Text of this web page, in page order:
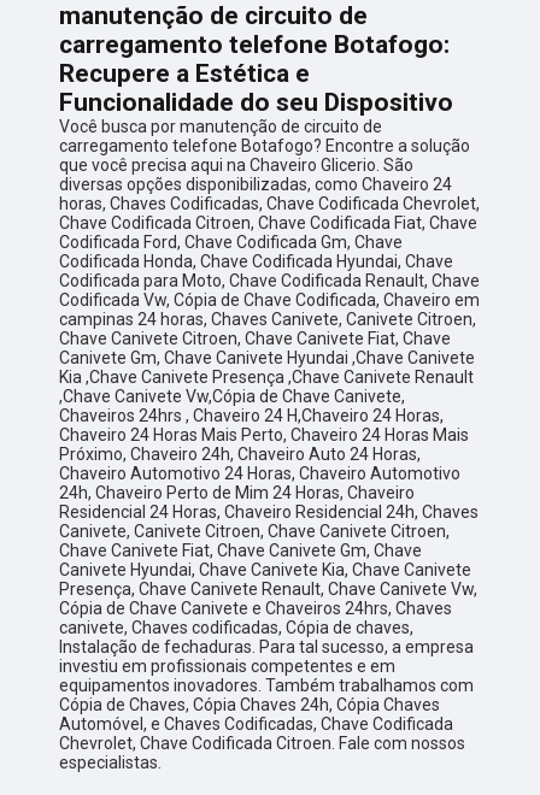
manutenção de circuito de
carregamento telefone Botafogo:
Recupere a Estética e
Funcionalidade do seu Dispositivo
Você busca por manutenção de circuito de
carregamento telefone Botafogo? Encontre a solução
que você precisa aqui na Chaveiro Glicerio. São
diversas opções disponibilizadas, como Chaveiro 24
horas, Chaves Codificadas, Chave Codificada Chevrolet,
Chave Codificada Citroen, Chave Codificada Fiat, Chave
Codificada Ford, Chave Codificada Gm, Chave
Codificada Honda, Chave Codificada Hyundai, Chave
Codificada para Moto, Chave Codificada Renault, Chave
Codificada Vw, Cópia de Chave Codificada, Chaveiro em
campinas 24 horas, Chaves Canivete, Canivete Citroen,
Chave Canivete Citroen, Chave Canivete Fiat, Chave
Canivete Gm, Chave Canivete Hyundai ,Chave Canivete
Kia ,Chave Canivete Presença ,Chave Canivete Renault
,Chave Canivete Vw,Cópia de Chave Canivete,
Chaveiros 24hrs , Chaveiro 24 H,Chaveiro 24 Horas,
Chaveiro 24 Horas Mais Perto, Chaveiro 24 Horas Mais
Próximo, Chaveiro 24h, Chaveiro Auto 24 Horas,
Chaveiro Automotivo 24 Horas, Chaveiro Automotivo
24h, Chaveiro Perto de Mim 24 Horas, Chaveiro
Residencial 24 Horas, Chaveiro Residencial 24h, Chaves
Canivete, Canivete Citroen, Chave Canivete Citroen,
Chave Canivete Fiat, Chave Canivete Gm, Chave
Canivete Hyundai, Chave Canivete Kia, Chave Canivete
Presença, Chave Canivete Renault, Chave Canivete Vw,
Cópia de Chave Canivete e Chaveiros 24hrs, Chaves
canivete, Chaves codificadas, Cópia de chaves,
Instalação de fechaduras. Para tal sucesso, a empresa
investiu em profissionais competentes e em
equipamentos inovadores. Também trabalhamos com
Cópia de Chaves, Cópia Chaves 24h, Cópia Chaves
Automóvel, e Chaves Codificadas, Chave Codificada
Chevrolet, Chave Codificada Citroen. Fale com nossos
especialistas.